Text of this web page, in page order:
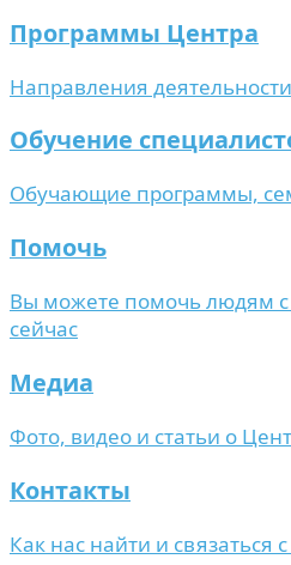
Программы Центра
Направления
Обучение
Обучающие программы,
Помочь
Вы можете помочь людям
сейчас
Медиа
Фото, видео и статьи о
Контакты
Как нас найти и связаться